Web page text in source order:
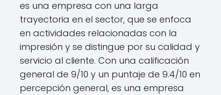
es una empresa con una larga
trayectoria en el sector, que se enfoca
en actividades relacionadas con la
impresión y se distingue por su calidad y
servicio al cliente. Con una calificación
general de 9/10 y un puntaje de 9.4/10 en
percepción general, es una empresa